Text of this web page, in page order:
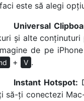
este să alegi
Universal
și alte
de pe
+ V .
Instant Hotspot:
să-ți conectezi